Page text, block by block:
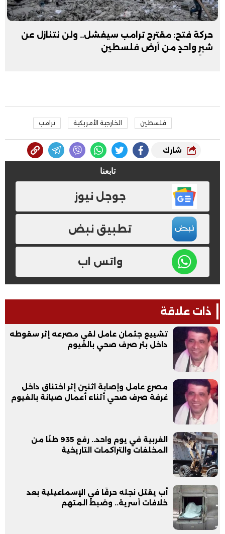
حركة فتح: مقترح ترامب سيفشل.. ولن نتنازل عن
شبرٍ واحدٍ من أرض فلسطين
فلسطين الخارجية الأمريكية ترامب
شارك
تابعنا
جوجل نيوز
تطبيق نبض
واتس اب
ذات علاقة
تشييع جثمان عامل لقي مصرعه إثر سقوطه
داخل بئر صرف صحي بالفيوم
مصرع عامل وإصابة اثنين إثر اختناق داخل
غرفة صرف صحي أثناء أعمال صيانة بالفيوم
الغربية في يوم واحد.. رفع 935 طنًا من
المخلفات والتراكمات التاريخية
أب يقتل نجله حرقًا في الإسماعيلية بعد
خلافات أسرية.. وضبط المتهم